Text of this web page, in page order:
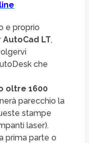
e proprio
AutoCad LT,
che
oltre 1600
parecchio la
stampe
laser).
prima parte o